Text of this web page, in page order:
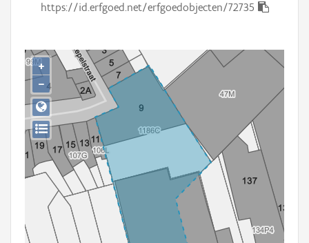
Gebeurtenis
Downloads
Hergebruik
Aanmelden
https://id.erfgoed.net/erfgoedobjecten/72735
+
−